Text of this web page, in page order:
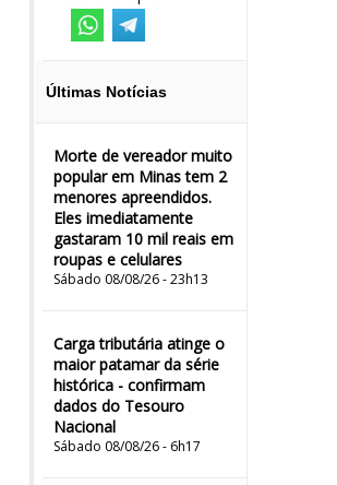
Últimas Notícias
Morte de vereador muito
popular em Minas tem 2
menores apreendidos.
Eles imediatamente
gastaram 10 mil reais em
roupas e celulares
Sábado 08/08/26 - 23h13
Carga tributária atinge o
maior patamar da série
histórica - confirmam
dados do Tesouro
Nacional
Sábado 08/08/26 - 6h17